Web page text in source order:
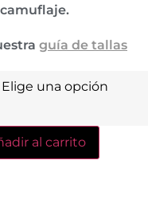
guía de tallas
al carrito